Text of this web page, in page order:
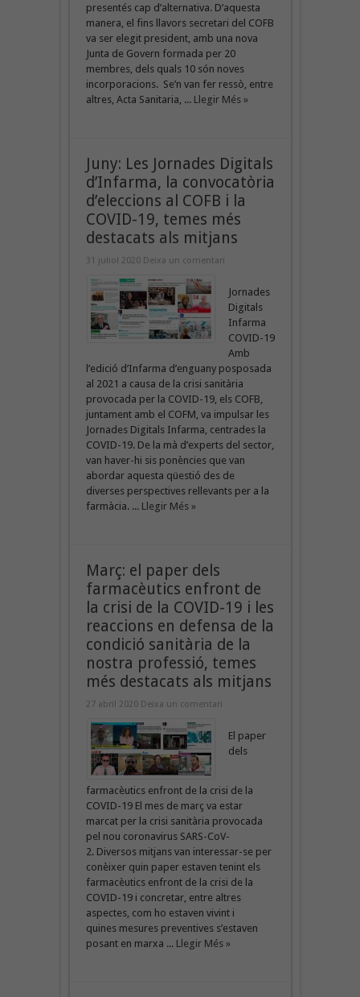
presentés cap d’alternativa. D’aquesta
manera, el fins llavors secretari del COFB
va ser elegit president, amb una nova
Junta de Govern formada per 20
membres, dels quals 10 són noves
incorporacions. Se’n van fer ressò, entre
altres, Acta Sanitaria, ... Llegir Més »
Juny: Les Jornades Digitals
d’Infarma, la convocatòria
d’eleccions al COFB i la
COVID-19, temes més
destacats als mitjans
31 juliol 2020 Deixa un comentari
Jornades
Digitals
Infarma
COVID-19
Amb
l’edició d’Infarma d’enguany posposada
al 2021 a causa de la crisi sanitària
provocada per la COVID-19, els COFB,
juntament amb el COFM, va impulsar les
Jornades Digitals Infarma, centrades la
COVID-19. De la mà d’experts del sector,
van haver-hi sis ponències que van
abordar aquesta qüestió des de
diverses perspectives rellevants per a la
farmàcia. ... Llegir Més »
Març: el paper dels
farmacèutics enfront de
la crisi de la COVID-19 i les
reaccions en defensa de la
condició sanitària de la
nostra professió, temes
més destacats als mitjans
27 abril 2020 Deixa un comentari
El paper
dels
farmacèutics enfront de la crisi de la
COVID-19 El mes de març va estar
marcat per la crisi sanitària provocada
pel nou coronavirus SARS-CoV-
2. Diversos mitjans van interessar-se per
conèixer quin paper estaven tenint els
farmacèutics enfront de la crisi de la
COVID-19 i concretar, entre altres
aspectes, com ho estaven vivint i
quines mesures preventives s’estaven
posant en marxa ... Llegir Més »